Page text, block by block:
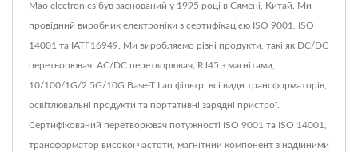
Mao electronics був заснований у 1995 році в Сямені, Китай. Ми
провідний виробник електроніки з сертифікацією ISO 9001, ISO
14001 та IATF16949. Ми виробляємо різні продукти, такі як DC/DC
перетворювач, AC/DC перетворювач, RJ45 з магнітами,
10/100/1G/2.5G/10G Base-T Lan фільтр, всі види трансформаторів,
освітлювальні продукти та портативні зарядні пристрої.
Сертифікований перетворювач потужності ISO 9001 та ISO 14001,
трансформатор високої частоти, магнітний компонент з надійними